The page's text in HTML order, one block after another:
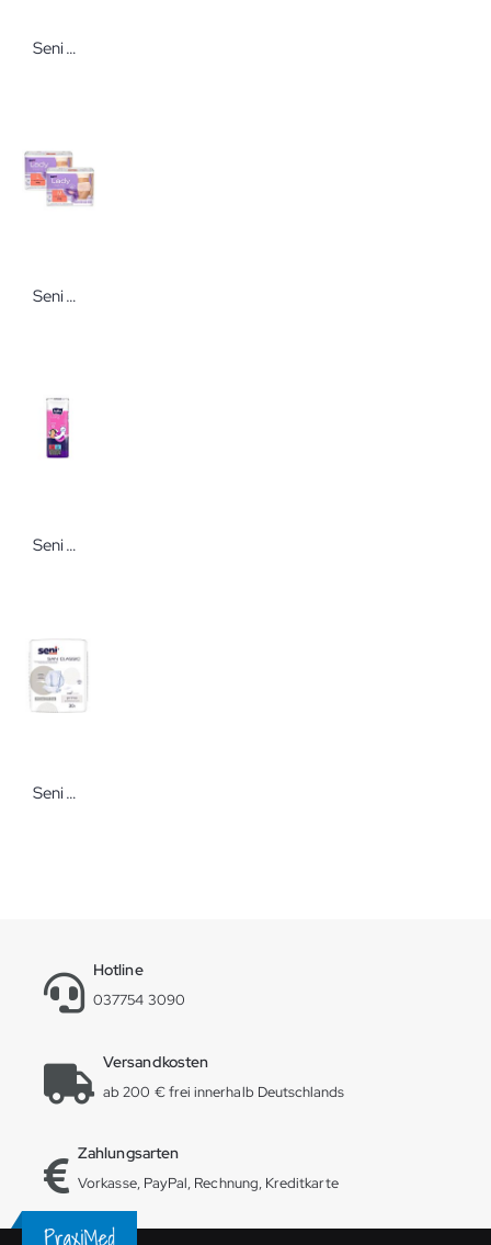
Seni Bauchtücher
Seni Seni® Lady Pants
Seni Bella Damenbinden Damenbinde mit hohem Tragekomfort
Seni San Classic Inkontinenzvorlagen
Hotline
037754 3090
Versandkosten
ab 200 € frei innerhalb Deutschlands
Zahlungsarten
Vorkasse, PayPal, Rechnung, Kreditkarte